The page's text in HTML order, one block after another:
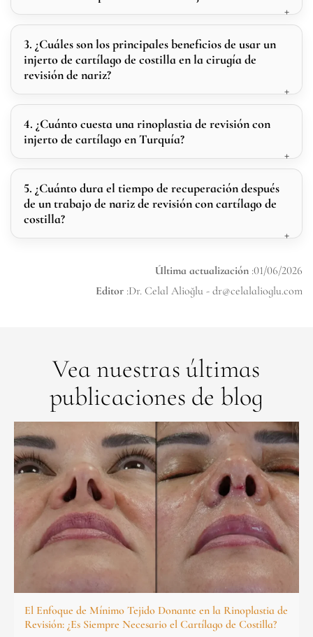
3. ¿Cuáles son los principales beneficios de usar un
injerto de cartílago de costilla en la cirugía de
revisión de nariz?
4. ¿Cuánto cuesta una rinoplastia de revisión con
injerto de cartílago en Turquía?
5. ¿Cuánto dura el tiempo de recuperación después
de un trabajo de nariz de revisión con cartílago de
costilla?
Última actualización :01/06/2026
Editor :Dr. Celal Alioğlu - dr@celalalioglu.com
Vea nuestras últimas
publicaciones de blog
El Enfoque de Mínimo Tejido Donante en la Rinoplastia de
Revisión: ¿Es Siempre Necesario el Cartílago de Costilla?